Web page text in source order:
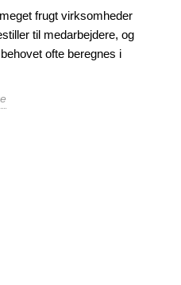
frugt virksomheder
til medarbejdere, og
ofte beregnes i